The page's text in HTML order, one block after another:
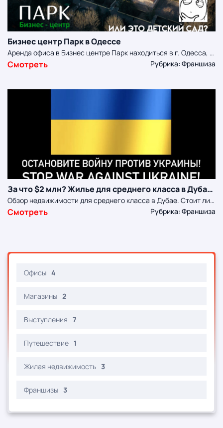
Бизнес центр Парк в Одессе
Аренда офиса в Бизнес центре Парк находиться в г. Одесса, ул. Ак. Королева, 92А Наш пример как должна выглядеть карточка объекта
Смотреть Рубрика: Франшиза
За что $2 млн? Жилье для среднего класса в Дубае. Инвестировать или нет | Yana Yard
Обзор недвижимости для среднего класса в Дубае. Стоит ли инвестировать в виллу за $2 млн? YANA YARDЕще больше интересных видео о недвижимости в городах мира вы сможете найти на моем канале: https://www.youtube.com/channel/UC9F6... …………………………………………………
Смотреть Рубрика: Франшиза
Офисы 4
Магазины 2
Выступления 7
Путешествие 1
Жилая недвижимость 3
Франшизы 3